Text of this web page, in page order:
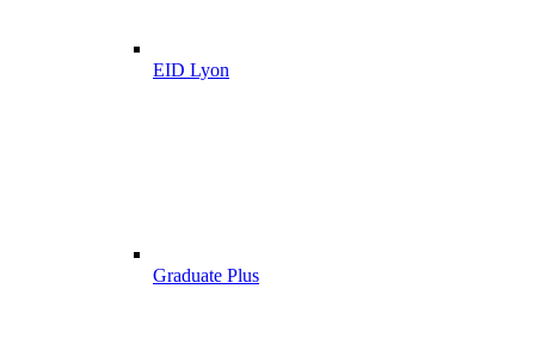
EID Lyon
Graduate Plus